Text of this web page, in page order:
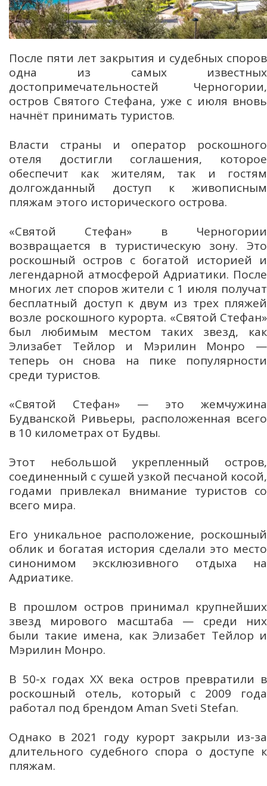
После пяти лет закрытия и судебных споров
одна из самых известных
достопримечательностей Черногории,
остров Святого Стефана, уже с июля вновь
начнёт принимать туристов.
Власти страны и оператор роскошного
отеля достигли соглашения, которое
обеспечит как жителям, так и гостям
долгожданный доступ к живописным
пляжам этого исторического острова.
«Святой Стефан» в Черногории
возвращается в туристическую зону. Это
роскошный остров с богатой историей и
легендарной атмосферой Адриатики. После
многих лет споров жители с 1 июля получат
бесплатный доступ к двум из трех пляжей
возле роскошного курорта. «Святой Стефан»
был любимым местом таких звезд, как
Элизабет Тейлор и Мэрилин Монро —
теперь он снова на пике популярности
среди туристов.
«Святой Стефан» — это жемчужина
Будванской Ривьеры, расположенная всего
в 10 километрах от Будвы.
Этот небольшой укрепленный остров,
соединенный с сушей узкой песчаной косой,
годами привлекал внимание туристов со
всего мира.
Его уникальное расположение, роскошный
облик и богатая история сделали это место
синонимом эксклюзивного отдыха на
Адриатике.
В прошлом остров принимал крупнейших
звезд мирового масштаба — среди них
были такие имена, как Элизабет Тейлор и
Мэрилин Монро.
В 50-х годах ХХ века остров превратили в
роскошный отель, который с 2009 года
работал под брендом Aman Sveti Stefan.
Однако в 2021 году курорт закрыли из-за
длительного судебного спора о доступе к
пляжам.